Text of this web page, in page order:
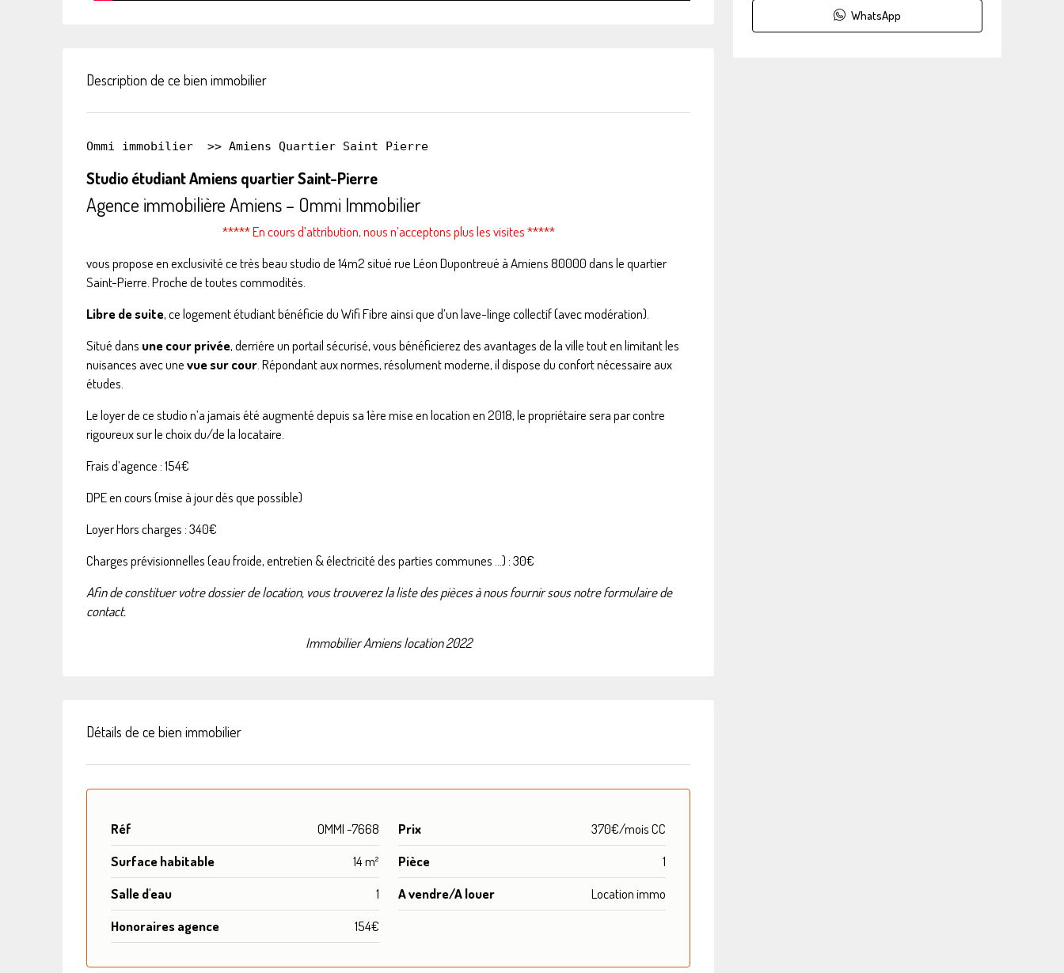
Description de ce bien immobilier
Ommi immobilier >> Amiens Quartier Saint Pierre
Studio étudiant Amiens quartier Saint-Pierre
Agence immobilière Amiens – Ommi Immobilier
***** En cours d’attribution, nous n’acceptons plus les visites *****
vous propose en exclusivité ce très beau studio de 14m2 situé rue Léon Dupontreué à Amiens 80000 dans le quartier
Saint-Pierre. Proche de toutes commodités.
Libre de suite, ce logement étudiant bénéficie du Wifi Fibre ainsi que d’un lave-linge collectif (avec modération).
Situé dans une cour privée, derriére un portail sécurisé, vous bénéficierez des avantages de la ville tout en limitant les
nuisances avec unevue sur cour . Répondant aux normes, résolument moderne, il dispose du confort nécessaire aux
études.
Le loyer de ce studio n’a jamais été augmenté depuis sa 1ère mise en location en 2018, le propriétaire sera par contre
rigoureux sur le choix du/de la locataire.
Frais d’agence : 154€
DPE en cours (mise à jour dés que possible)
Loyer Hors charges : 340€
Charges prévisionnelles (eau froide, entretien & électricité des parties communes …) : 30€
Afin de constituer votre dossier de location, vous trouverezla liste des pièces à nous fournirsous notre formulaire de
contact.
Immobilier Amiens location 2022
Détails de ce bien immobilier
Réf OMMI -7668 Prix
370€/mois CC
Surface habitable
14 m² Pièce
1
Salle d'eau
1 A vendre/A louer
Location immo
Honoraires agence
154€
WhatsApp